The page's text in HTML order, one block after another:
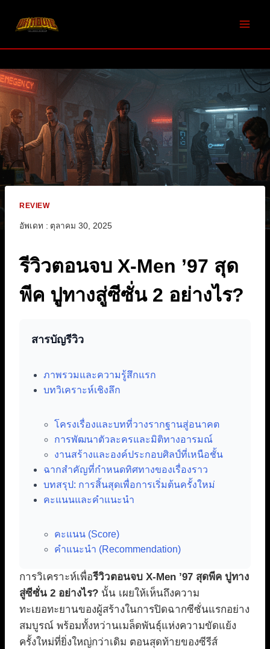
REVIEW
อัพเดท : ตุลาคม 30, 2025
รีวิวตอนจบ X-Men ’97 สุด
พีค ปูทางสู่ซีซั่น 2 อย่างไร?
สารบัญรีวิว
ภาพรวมและความรู้สึกแรก
บทวิเคราะห์เชิงลึก
โครงเรื่องและบทที่วางรากฐานสู่อนาคต
การพัฒนาตัวละครและมิติทางอารมณ์
งานสร้างและองค์ประกอบศิลป์ที่เหนือชั้น
ฉากสำคัญที่กำหนดทิศทางของเรื่องราว
บทสรุป: การสิ้นสุดเพื่อการเริ่มต้นครั้งใหม่
คะแนนและคำแนะนำ
คะแนน (Score)
คำแนะนำ (Recommendation)
การวิเคราะห์เพื่อรีวิวตอนจบ X-Men ’97 สุดพีค ปูทาง
สู่ซีซั่น 2 อย่างไร? นั้น เผยให้เห็นถึงความ
ทะเยอทะยานของผู้สร้างในการปิดฉากซีซั่นแรกอย่าง
สมบูรณ์ พร้อมทั้งหว่านเมล็ดพันธุ์แห่งความขัดแย้ง
ครั้งใหม่ที่ยิ่งใหญ่กว่าเดิม ตอนสุดท้ายของซีรีส์